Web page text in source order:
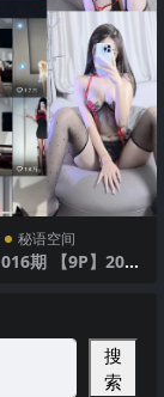
秘语空间
搜
索